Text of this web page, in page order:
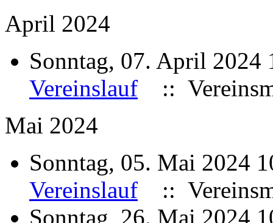
April 2024
Sonntag, 07. April 2024
Vereinslauf
::
Mai 2024
Sonntag, 05. Mai 2024
Vereinslauf
::
Sonntag, 26. Mai 2024